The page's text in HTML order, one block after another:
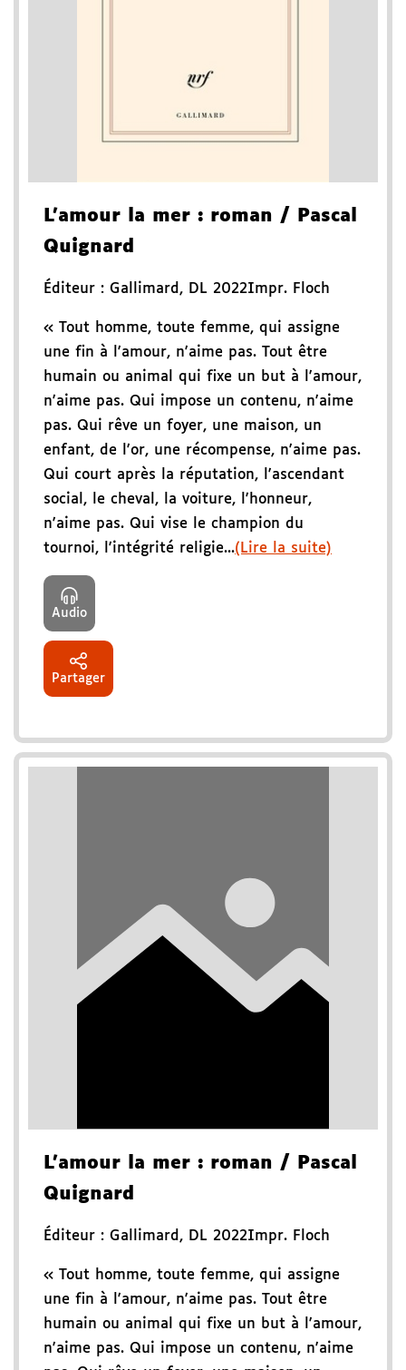
L'amour la mer : roman / Pascal
Quignard
Éditeur : Gallimard , DL 2022Impr. Floch
« Tout homme, toute femme, qui assigne
une fin à l'amour, n'aime pas. Tout être
humain ou animal qui fixe un but à l'amour,
n'aime pas. Qui impose un contenu, n'aime
pas. Qui rêve un foyer, une maison, un
enfant, de l'or, une récompense, n'aime pas.
Qui court après la réputation, l'ascendant
social, le cheval, la voiture, l'honneur,
n'aime pas. Qui vise le champion du
tournoi, l'intégrité religie...(Lire la suite)
Audio
Partager
L'amour la mer : roman / Pascal
Quignard
Éditeur : Gallimard , DL 2022Impr. Floch
« Tout homme, toute femme, qui assigne
une fin à l'amour, n'aime pas. Tout être
humain ou animal qui fixe un but à l'amour,
n'aime pas. Qui impose un contenu, n'aime